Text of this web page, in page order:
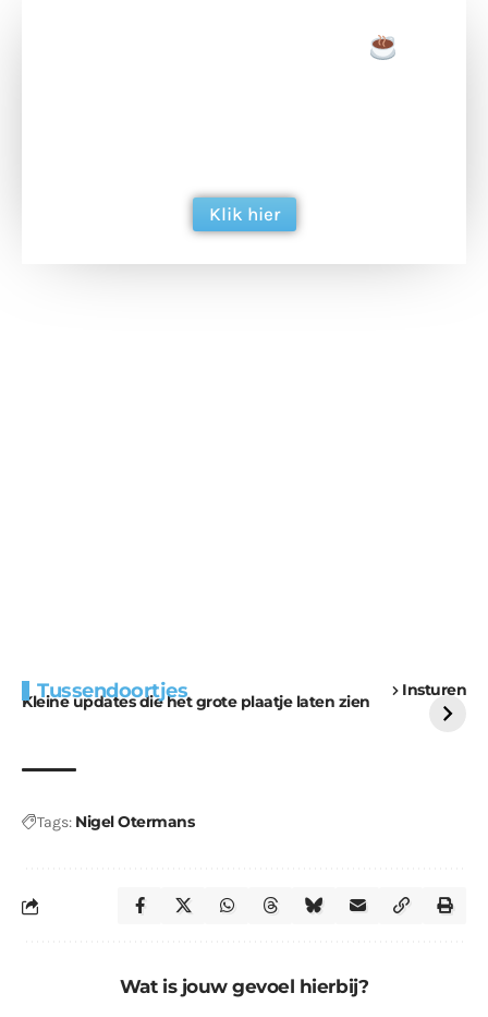
Klik hier
Tussendoortjes Insturen
Kleine updates die het grote plaatje laten zien
voor kabouters
uitdaging
Tags: Nigel Otermans
Wat is jouw gevoel hierbij?